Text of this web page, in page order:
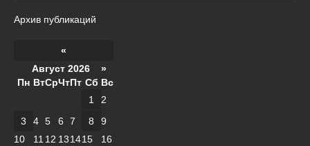
Архив публикаций
«
Август 2026 »
Пн ВтСрЧтПт Сб Вс
1
2
3
4 5 6 7 8
9
10
11 12 131415 16